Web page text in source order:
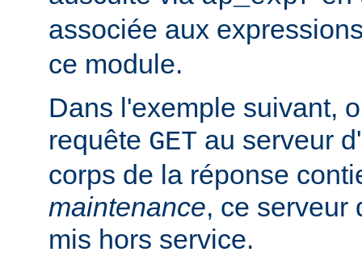
associée aux
ce module.
Dans l'exemple suivant,
requête GET au serveur
corps de la réponse
maintenance, ce serveur
mis hors service.